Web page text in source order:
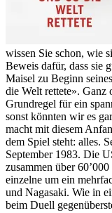
wissen Sie schon, wie
Beweis dafür, dass sie
Maisel zu Beginn
die Welt rettete».
Grundregel für ein
sonst könnten wir es
macht mit diesem
dem Spiel steht: alles.
September 1983. Die
zusammen über
einzelne um ein
und Nagasaki. Wie in
beim Duell